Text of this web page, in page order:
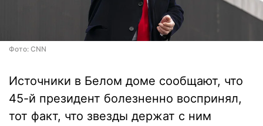
Фото: CNN
Источники в Белом доме сообщают, что
45-й президент болезненно воспринял,
тот факт, что звезды держат с ним